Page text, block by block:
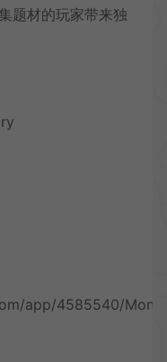
题材的玩家带来独
app/4585540/